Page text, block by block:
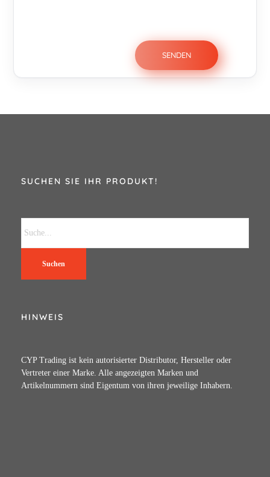
SUCHEN SIE IHR PRODUKT!
Suchen
HINWEIS
CYP Trading ist kein autorisierter Distributor, Hersteller oder
Vertreter einer Marke. Alle angezeigten Marken und
Artikelnummern sind Eigentum von ihren jeweilige Inhabern.